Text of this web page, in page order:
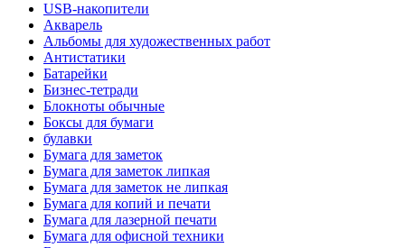
USB-накопители
Акварель
Альбомы для художественных работ
Антистатики
Батарейки
Бизнес-тетради
Блокноты обычные
Боксы для бумаги
булавки
Бумага для заметок
Бумага для заметок липкая
Бумага для заметок не липкая
Бумага для копий и печати
Бумага для лазерной печати
Бумага для офисной техники